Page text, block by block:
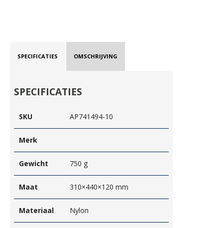
SPECIFICATIES OMSCHRIJVING
SPECIFICATIES
SKU AP741494-10
Merk
Gewicht 750 g
Maat 310×440×120 mm
Materiaal Nylon